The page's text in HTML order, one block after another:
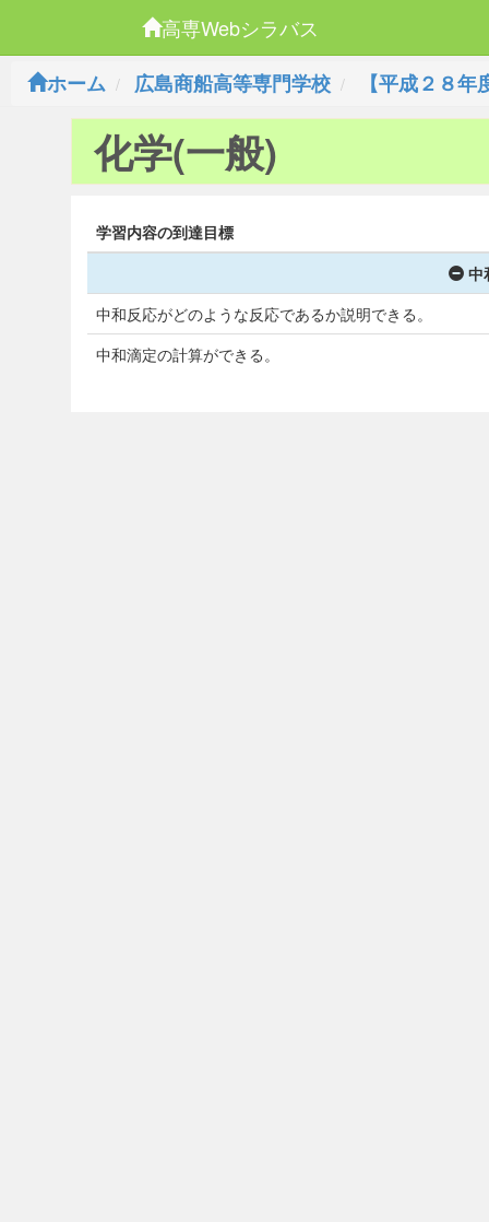
高専Webシラバス
ホーム
広島商船高等専門学校 【平成２８
化学(一般)
学習内容の到達目標
中
中和反応がどのような反応であるか説明できる。
中和滴定の計算ができる。